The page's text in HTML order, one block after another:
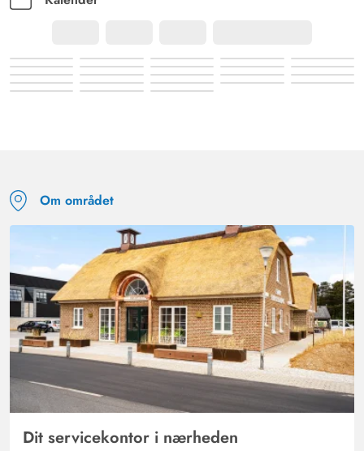
Om området
Dit servicekontor i nærheden